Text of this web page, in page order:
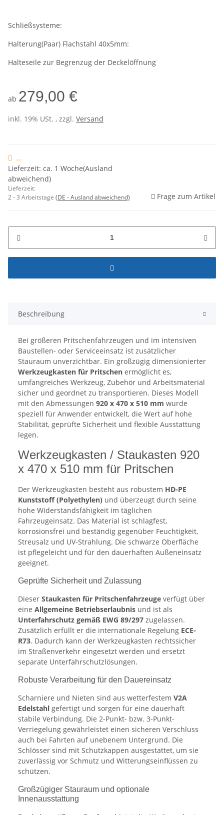
Schließsysteme:
Halterung(Paar) Flachstahl 40x5mm:
Halteseile zur Begrenzug der Deckelöffnung
ab 279,00 €
inkl. 19% USt. , zzgl. Versand
...
Lieferzeit: ca. 1 Woche(Ausland
abweichend)
Lieferzeit:
2 - 3 Arbeitstage (DE - Ausland abweichend) Frage zum Artikel
Beschreibung
Bei größeren Pritschenfahrzeugen und im intensiven
Baustellen- oder Serviceeinsatz ist zusätzlicher
Stauraum unverzichtbar. Ein großzügig dimensionierter
Werkzeugkasten für Pritschen ermöglicht es,
umfangreiches Werkzeug, Zubehör und Arbeitsmaterial
sicher und geordnet zu transportieren. Dieses Modell
mit den Abmessungen 920 x 470 x 510 mm wurde
speziell für Anwender entwickelt, die Wert auf hohe
Stabilität, geprüfte Sicherheit und flexible Ausstattung
legen.
Werkzeugkasten / Staukasten 920
x 470 x 510 mm für Pritschen
Der Werkzeugkasten besteht aus robustem HD-PE
Kunststoff (Polyethylen) und überzeugt durch seine
hohe Widerstandsfähigkeit im täglichen
Fahrzeugeinsatz. Das Material ist schlagfest,
korrosionsfrei und beständig gegenüber Feuchtigkeit,
Streusalz und UV-Strahlung. Die schwarze Oberfläche
ist pflegeleicht und für den dauerhaften Außeneinsatz
geeignet.
Geprüfte Sicherheit und Zulassung
Dieser Staukasten für Pritschenfahrzeuge verfügt über
eine Allgemeine Betriebserlaubnis und ist als
Unterfahrschutz gemäß EWG 89/297 zugelassen.
Zusätzlich erfüllt er die internationale Regelung ECE-
R73. Dadurch kann der Werkzeugkasten rechtssicher
im Straßenverkehr eingesetzt werden und ersetzt
separate Unterfahrschutzlösungen.
Robuste Verarbeitung für den Dauereinsatz
Scharniere und Nieten sind aus wetterfestem V2A
Edelstahl gefertigt und sorgen für eine dauerhaft
stabile Verbindung. Die 2-Punkt- bzw. 3-Punkt-
Verriegelung gewährleistet einen sicheren Verschluss
auch bei Fahrten auf unebenem Untergrund. Die
Schlösser sind mit Schutzkappen ausgestattet, um sie
zuverlässig vor Schmutz und Witterungseinflüssen zu
schützen.
Großzügiger Stauraum und optionale
Innenausstattung